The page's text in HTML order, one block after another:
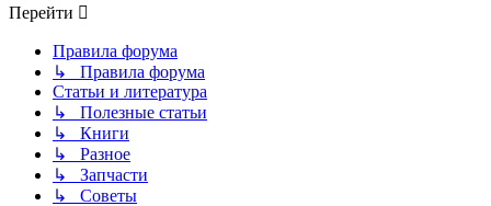
Перейти
Правила форума
↳ Правила форума
Статьи и литература
↳ Полезные статьи
↳ Книги
↳ Разное
↳ Запчасти
↳ Советы